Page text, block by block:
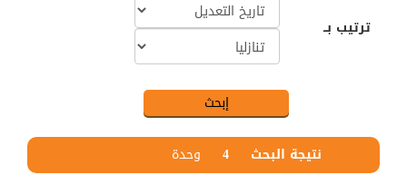
ترتيب بــ
نتيجة البحث 4 وحدة